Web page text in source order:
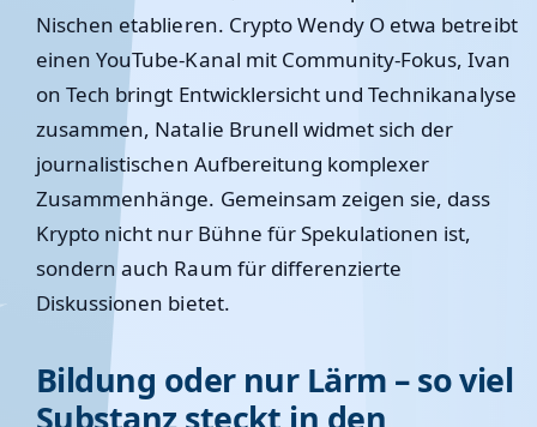
Nischen etablieren. Crypto Wendy O etwa betreibt
einen YouTube-Kanal mit Community-Fokus, Ivan
on Tech bringt Entwicklersicht und Technikanalyse
zusammen, Natalie Brunell widmet sich der
journalistischen Aufbereitung komplexer
Zusammenhänge. Gemeinsam zeigen sie, dass
Krypto nicht nur Bühne für Spekulationen ist,
sondern auch Raum für differenzierte
Diskussionen bietet.
Bildung oder nur Lärm – so viel
Substanz steckt in den